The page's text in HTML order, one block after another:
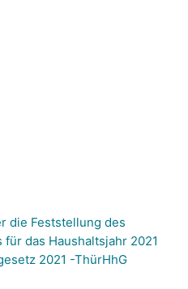
die Feststellung des
das Haushaltsjahr 2021
2021 -ThürHhG